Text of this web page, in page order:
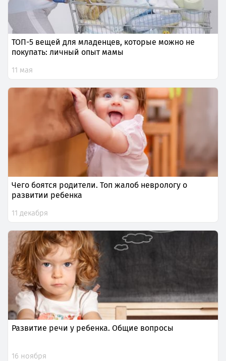
ТОП-5 вещей для младенцев, которые можно не
покупать: личный опыт мамы
11 мая
Чего боятся родители. Топ жалоб неврологу о
развитии ребенка
11 декабря
Развитие речи у ребенка. Общие вопросы
16 ноября